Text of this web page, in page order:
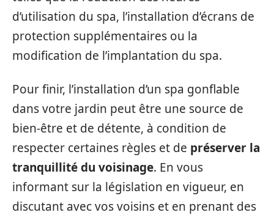
d’utilisation du spa, l’installation d’écrans de
protection supplémentaires ou la
modification de l’implantation du spa.
Pour finir, l’installation d’un spa gonflable
dans votre jardin peut être une source de
bien-être et de détente, à condition de
respecter certaines règles et de préserver la
tranquillité du voisinage. En vous
informant sur la législation en vigueur, en
discutant avec vos voisins et en prenant des